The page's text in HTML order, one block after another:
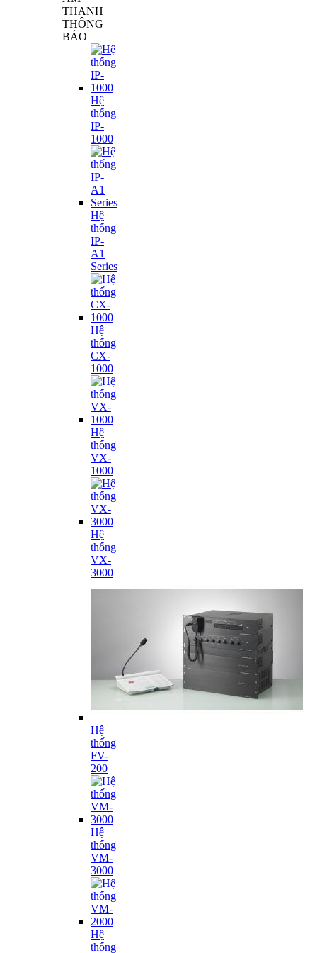
THANH
THÔNG
BÁO
Hệ
thống
IP-
1000
Hệ
thống
IP-
A1
Series
Hệ
thống
CX-
1000
Hệ
thống
VX-
1000
Hệ
thống
VX-
3000
Hệ
thống
FV-
200
Hệ
thống
VM-
3000
Hệ
thống